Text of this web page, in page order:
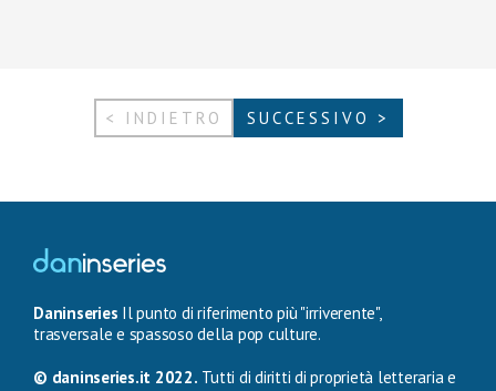
< INDIETRO SUCCESSIVO >
Daninseries Il punto di riferimento più "irriverente",
trasversale e spassoso della pop culture.
© daninseries.it 2022. Tutti di diritti di proprietà letteraria e